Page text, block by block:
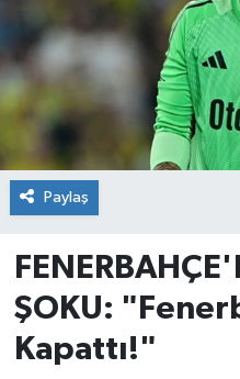
Paylaş
ŞOKU:
Kapattı!"
Erdek
Gömeç
Havran
İvrindi
KENT GÜNDEMİ
Kepsut